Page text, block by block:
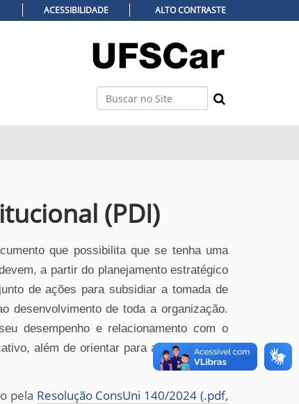
Busca
ACESSIBILIDADE ALTO CONTRASTE
(PDI)
que possibilita que se tenha uma
a partir do planejamento estratégico
de ações para subsidiaratomada de
desenvolvimento de toda a organização.
desempenho e relacionamento com o
além de orientar para a condução de
pela Resolução ConsUni 140/2024 (.pdf,